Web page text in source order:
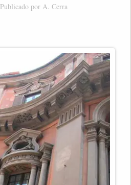
Publicado por A. Cerra